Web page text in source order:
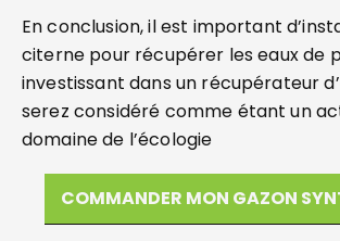
En conclusion, il est important
citerne pour récupérer les eaux de
investissant dans un récupérateur
serez considéré comme étant un
domaine de l’écologie
COMMANDER MON GAZON